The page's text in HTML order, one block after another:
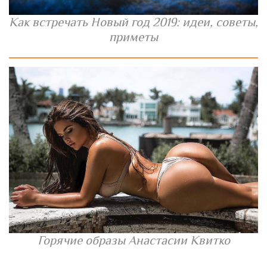
Как встречать Новый год 2019: идеи, советы,
приметы
Горячие образы Анастасии Квитко